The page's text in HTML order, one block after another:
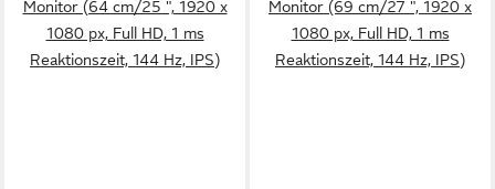
Monitor (64 cm/25 ", 1920 x
1080 px, Full HD, 1 ms
Reaktionszeit, 144 Hz, IPS)
Monitor (69 cm/27 ", 1920 x
1080 px, Full HD, 1 ms
Reaktionszeit, 144 Hz, IPS)